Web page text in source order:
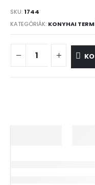
SKU:1744
KATEGÓRIÁK: KONYHAI